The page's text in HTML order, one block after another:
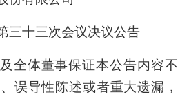
三十三次会议决议公告
全体董事保证本公告内容不
误导性陈述或者重大遗漏，